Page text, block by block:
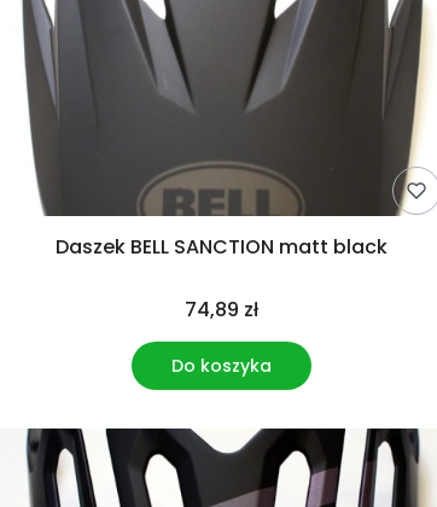
Daszek BELL SANCTION matt black
74,89 zł
Do koszyka